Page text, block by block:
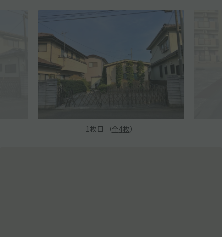
1 枚目 （全4枚）